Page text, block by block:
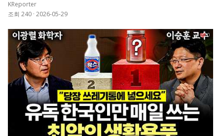
KReporter
조회 240 · 2026-05-29
0